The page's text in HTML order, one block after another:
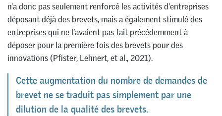
n’a donc pas seulement renforcé les activités d’entreprises
déposant déjà des brevets, mais a également stimulé des
entreprises qui ne l’avaient pas fait précédemment à
déposer pour la première fois des brevets pour des
innovations (Pfister, Lehnert, et al., 2021).
Cette augmentation du nombre de demandes de
brevet ne se traduit pas simplement par une
dilution de la qualité des brevets.